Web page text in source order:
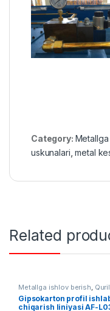
Category:
uskunalari ,metal
Related
Metallga ishlov berish,
uskunalari , Tayyor liniyalar
Gipsokarton profil
chiqarish liniyasi AF-